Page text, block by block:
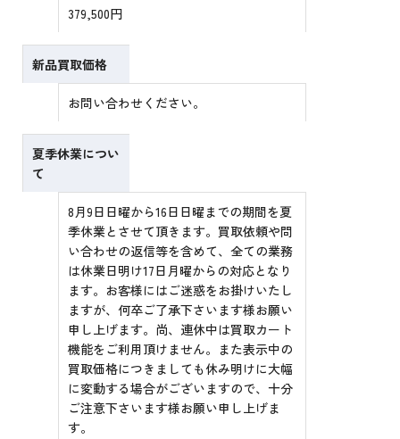
379,500円
新品買取価格
お問い合わせください。
夏季休業につい
て
8月9日日曜から16日日曜までの期間を夏
季休業とさせて頂きます。買取依頼や問
い合わせの返信等を含めて、全ての業務
は休業日明け17日月曜からの対応となり
ます。お客様にはご迷惑をお掛けいたし
ますが、何卒ご了承下さいます様お願い
申し上げます。尚、連休中は買取カート
機能をご利用頂けません。また表示中の
買取価格につきましても休み明けに大幅
に変動する場合がございますので、十分
ご注意下さいます様お願い申し上げま
す。